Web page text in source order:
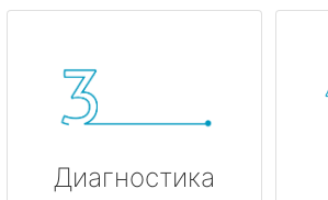
Диагностика